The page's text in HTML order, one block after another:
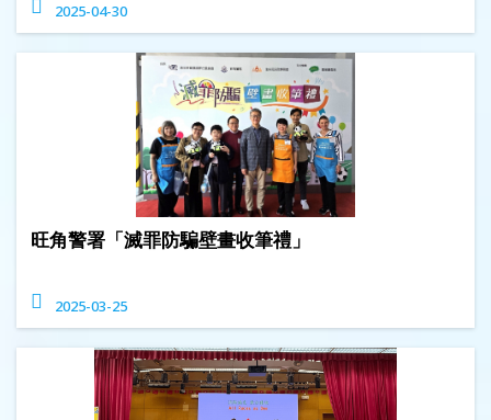
2025-04-30
旺角警署「滅罪防騙壁畫收筆禮」
2025-03-25